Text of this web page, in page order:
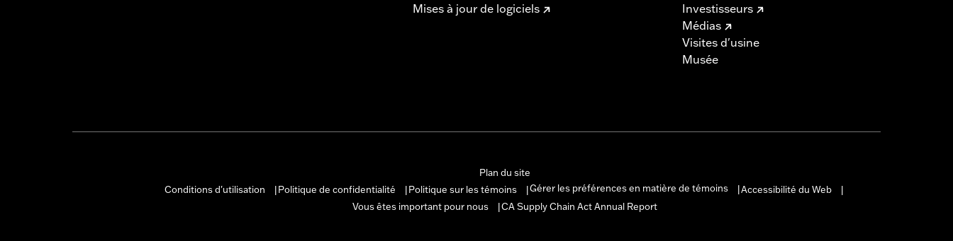
Mises à jour de logiciels
Investisseurs
Médias
Visites d'usine
Musée
Plan du site
Conditions d'utilisation
Politique de confidentialité Politique sur les témoins Gérer les préférences en matière de témoins Accessibilité du Web
Vous êtes important pour nous
CA Supply Chain Act Annual Report